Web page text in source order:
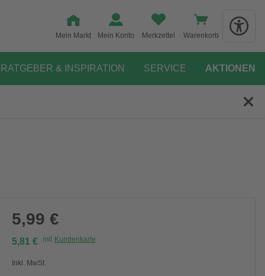
Mein Markt Mein Konto Merkzettel Warenkorb
RATGEBER & INSPIRATION SERVICE AKTIONEN
5,99 €
5,81 € mit Kundenkarte
Inkl. MwSt.